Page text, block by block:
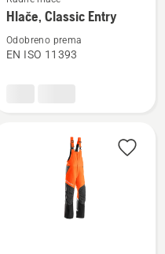
više
detalja
Hlače, Classic Entry
Odobreno prema
EN ISO 11393